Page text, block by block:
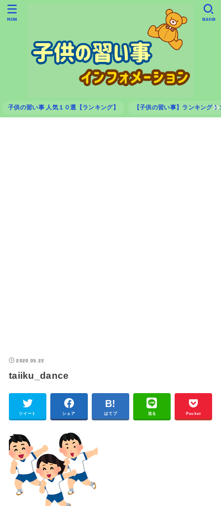
子供の習い事 人気１０選【ランキング】 【子供の習い事】ランキング
SEARCH
MENU
2020.05.22
taiiku_dance
ツイート シェア はてブ 送る Pocket